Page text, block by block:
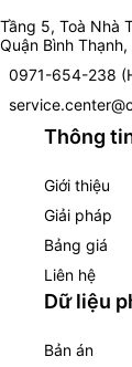
Tầng 5, Toà Nhà
Quận Bình
0971-654-238
Thông
Giới thiệu
Giải pháp
Bảng giá
Liên hệ
Dữ liệu
Bản án